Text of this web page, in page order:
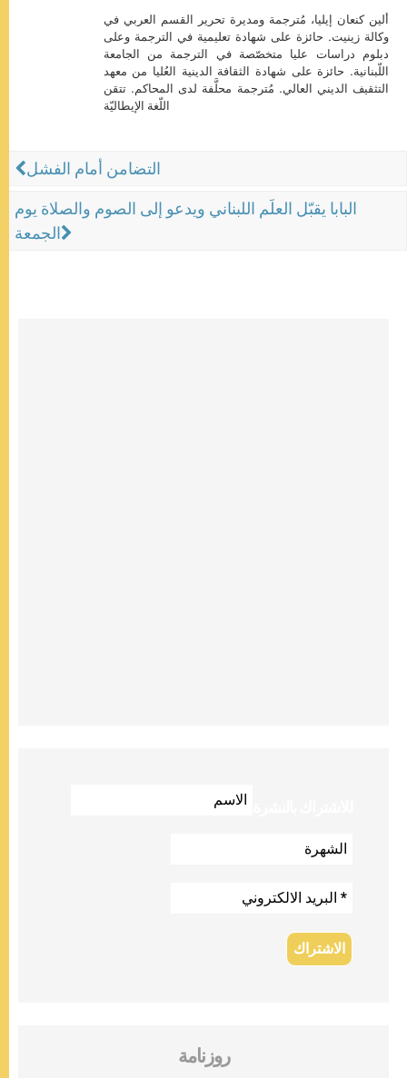
ألين كنعان إيليا، مُترجمة ومديرة تحرير القسم العربي في
وكالة زينيت. حائزة على شهادة تعليمية في الترجمة وعلى
دبلوم دراسات عليا متخصّصة في الترجمة من الجامعة
اللّبنانية. حائزة على شهادة الثقافة الدينية العُليا من معهد
التثقيف الديني العالي. مُترجمة محلَّفة لدى المحاكم. تتقن
اللّغة الإيطاليّة
التضامن أمام الفشل
البابا يقبّل العلَم اللبناني ويدعو إلى الصوم والصلاة يوم
الجمعة
روزنامة